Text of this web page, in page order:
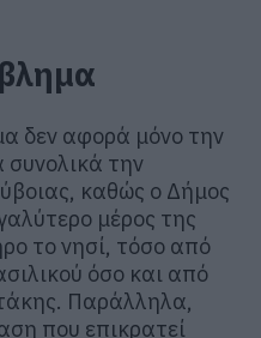
δεν αφορά μόνο την
την
καθώς ο Δήμος
μέρος της
το νησί, τόσο από
όσο και από
Παράλληλα,
που επικρατεί